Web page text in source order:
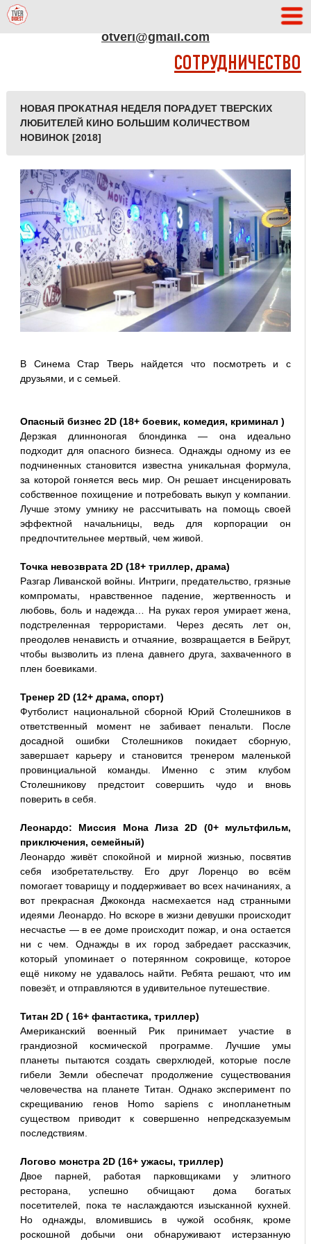
otveri@gmail.com
СОТРУДНИЧЕСТВО
НОВАЯ ПРОКАТНАЯ НЕДЕЛЯ ПОРАДУЕТ ТВЕРСКИХ
ЛЮБИТЕЛЕЙ КИНО БОЛЬШИМ КОЛИЧЕСТВОМ
НОВИНОК [2018]
В Синема Стар Тверь найдется что посмотреть и с
друзьями, и с семьей.
Опасный бизнес 2D (18+ боевик, комедия, криминал )
Дерзкая длинноногая блондинка — она идеально
подходит для опасного бизнеса. Однажды одному из ее
подчиненных становится известна уникальная формула,
за которой гоняется весь мир. Он решает инсценировать
собственное похищение и потребовать выкуп у компании.
Лучше этому умнику не рассчитывать на помощь своей
эффектной начальницы, ведь для корпорации он
предпочтительнее мертвый, чем живой.
Точка невозврата 2D (18+ триллер, драма)
Разгар Ливанской войны. Интриги, предательство, грязные
компроматы, нравственное падение, жертвенность и
любовь, боль и надежда… На руках героя умирает жена,
подстреленная террористами. Через десять лет он,
преодолев ненависть и отчаяние, возвращается в Бейрут,
чтобы вызволить из плена давнего друга, захваченного в
плен боевиками.
Тренер 2D (12+ драма, спорт)
Футболист национальной сборной Юрий Столешников в
ответственный момент не забивает пенальти. После
досадной ошибки Столешников покидает сборную,
завершает карьеру и становится тренером маленькой
провинциальной команды. Именно с этим клубом
Столешникову предстоит совершить чудо и вновь
поверить в себя.
Леонардо: Миссия Мона Лиза 2D (0+ мультфильм,
приключения, семейный)
Леонардо живёт спокойной и мирной жизнью, посвятив
себя изобретательству. Его друг Лоренцо во всём
помогает товарищу и поддерживает во всех начинаниях, а
вот прекрасная Джоконда насмехается над странными
идеями Леонардо. Но вскоре в жизни девушки происходит
несчастье — в ее доме происходит пожар, и она остается
ни с чем. Однажды в их город забредает рассказчик,
который упоминает о потерянном сокровище, которое
ещё никому не удавалось найти. Ребята решают, что им
повезёт, и отправляются в удивительное путешествие.
Титан 2D ( 16+ фантастика, триллер)
Американский военный Рик принимает участие в
грандиозной космической программе. Лучшие умы
планеты пытаются создать сверхлюдей, которые после
гибели Земли обеспечат продолжение существования
человечества на планете Титан. Однако эксперимент по
скрещиванию генов Homo sapiens с инопланетным
существом приводит к совершенно непредсказуемым
последствиям.
Логово монстра 2D (16+ ужасы, триллер)
Двое парней, работая парковщиками у элитного
ресторана, успешно обчищают дома богатых
посетителей, пока те наслаждаются изысканной кухней.
Но однажды, вломившись в чужой особняк, кроме
роскошной добычи они обнаруживают истерзанную